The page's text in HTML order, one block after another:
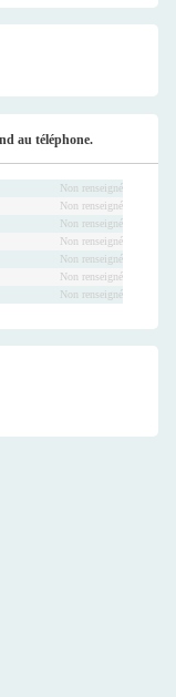
au téléphone.
Non renseigné
Non renseigné
Non renseigné
Non renseigné
Non renseigné
Non renseigné
Non renseigné